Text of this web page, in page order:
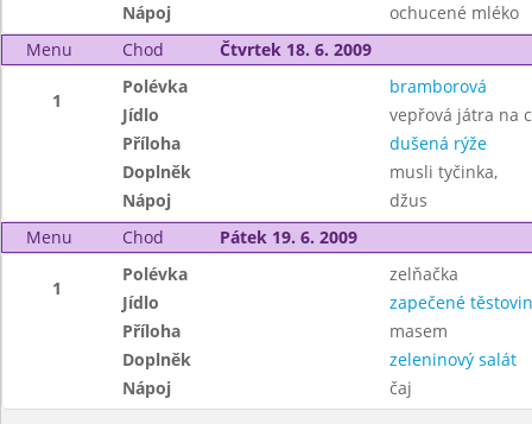
Nápoj
ochucené mléko
Menu
Chod Čtvrtek 18. 6. 2009
1
Polévka
bramborová
Jídlo
vepřová játra na
Příloha
dušená rýže
Doplněk
musli tyčinka,
Nápoj
džus
Menu
Chod Pátek 19. 6. 2009
1
Polévka
zelňačka
Jídlo
zapečené
Příloha
masem
Doplněk
zeleninový salát
Nápoj
čaj